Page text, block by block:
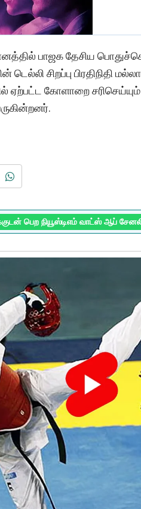
பாஜக தேசிய
டெல்லி சிறப்பு பிரதிநிதி
ஏற்பட்ட கோளாறை
பெற நியூஸ்டிஎம் வாட்ஸ் ஆப்